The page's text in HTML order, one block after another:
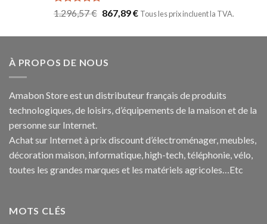
Note 5.00
1.296,57€ 867,89€ Tous les prix incluent la TVA.
À PROPOS DE NOUS
Amabon Store est un distributeur français de produits
technologiques, de loisirs, d’équipements de la maison et de la
personne sur Internet.
Achat sur Internet à prix discount d’électroménager, meubles,
décoration maison, informatique, high-tech , téléphonie, vélo,
toutes les grandes marques et les matériels agricoles…Etc
MOTS CLÉS